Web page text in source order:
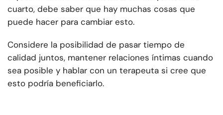
cuarto, debe saber que hay muchas cosas que
puede hacer para cambiar esto.
Considere la posibilidad de pasar tiempo de
calidad juntos, mantener relaciones íntimas cuando
sea posible y hablar con un terapeuta si cree que
esto podría beneficiarlo.